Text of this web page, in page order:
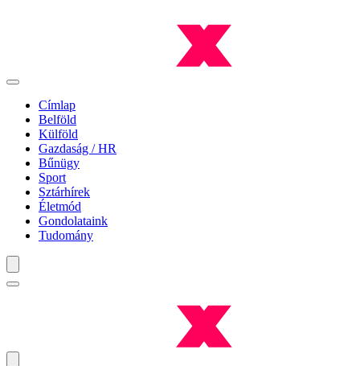
Címlap
Belföld
Külföld
Gazdaság / HR
Bűnügy
Sport
Sztárhírek
Életmód
Gondolataink
Tudomány